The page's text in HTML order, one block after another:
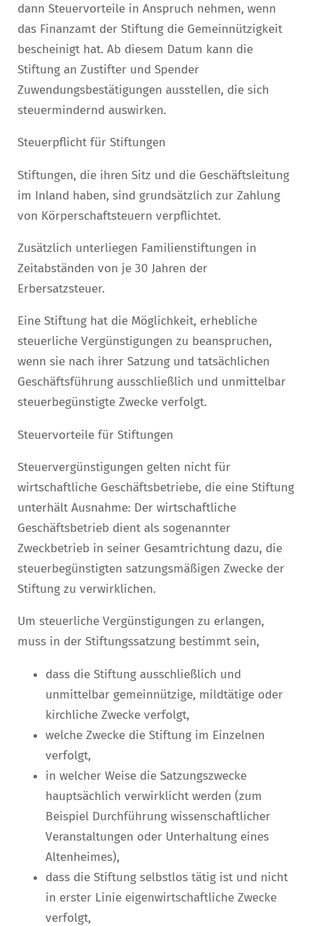
dann Steuervorteile in Anspruch nehmen, wenn
das Finanzamt der Stiftung die Gemeinnützigkeit
bescheinigt hat. Ab diesem Datum kann die
Stiftung an Zustifter und Spender
Zuwendungsbestätigungen ausstellen, die sich
steuermindernd auswirken.
Steuerpflicht für Stiftungen
Stiftungen, die ihren Sitz und die Geschäftsleitung
im Inland haben, sind grundsätzlich zur Zahlung
von Körperschaftsteuern verpflichtet.
Zusätzlich unterliegen Familienstiftungen in
Zeitabständen von je 30 Jahren der
Erbersatzsteuer.
Eine Stiftung hat die Möglichkeit, erhebliche
steuerliche Vergünstigungen zu beanspruchen,
wenn sie nach ihrer Satzung und tatsächlichen
Geschäftsführung ausschließlich und unmittelbar
steuerbegünstigte Zwecke verfolgt.
Steuervorteile für Stiftungen
Steuervergünstigungen gelten nicht für
wirtschaftliche Geschäftsbetriebe, die eine Stiftung
unterhält Ausnahme: Der wirtschaftliche
Geschäftsbetrieb dient als sogenannter
Zweckbetrieb in seiner Gesamtrichtung dazu, die
steuerbegünstigten satzungsmäßigen Zwecke der
Stiftung zu verwirklichen.
Um steuerliche Vergünstigungen zu erlangen,
muss in der Stiftungssatzung bestimmt sein,
dass die Stiftung ausschließlich und
unmittelbar gemeinnützige, mildtätige oder
kirchliche Zwecke verfolgt,
welche Zwecke die Stiftung im Einzelnen
verfolgt,
in welcher Weise die Satzungszwecke
hauptsächlich verwirklicht werden (zum
Beispiel Durchführung wissenschaftlicher
Veranstaltungen oder Unterhaltung eines
Altenheimes),
dass die Stiftung selbstlos tätig ist und nicht
in erster Linie eigenwirtschaftliche Zwecke
verfolgt,